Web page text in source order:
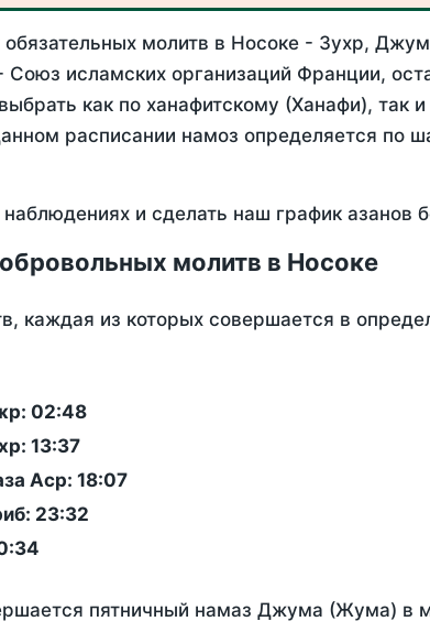
обязательных молитв в Носоке - Зухр,
Союз исламских организаций Франции,
как по ханафитскому (Ханафи),
расписании намоз определяется по
наблюдениях и сделать наш график
молитв в Носоке
каждая из которых совершается в
02:48
13:37
Аср: 18:07
23:32
пятничный намаз Джума (Жума) в